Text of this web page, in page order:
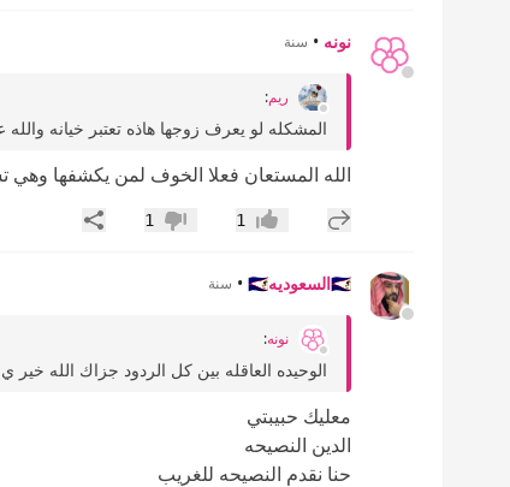
نونه • سنة
ريم:
المشكله لو يعرف زوجها هاذه تعتبر خيانه
الله المستعان فعلا الخوف لمن يكشفها
إضافة رد جديد
إعجاب1 عدم إعجاب
1 مشاركة
🇸🇦السعوديه🇸🇦 • سنة
نونه:
الوحيده العاقله بين كل الردود جزاك الله
معليك حبيبتي
الدين النصيحه
حنا نقدم النصيحه للغريب